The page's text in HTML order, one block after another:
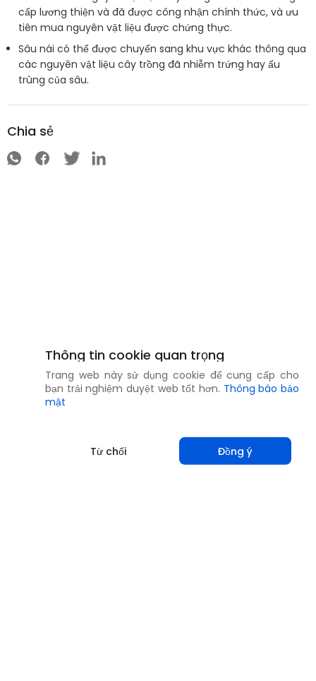
cấp lương thiện và đã được công nhận chính thức, và ưu
tiên mua nguyên vật liệu được chứng thực.
Sâu nái có thể được chuyển sang khu vực khác thông qua
các nguyên vật liệu cây trồng đã nhiễm trứng hay ấu
trùng của sâu.
Chia sẻ
Thông tin cookie quan trọng
Trang web này sử dụng cookie để cung cấp cho
bạn trải nghiệm duyệt web tốt hơn. Thông báo bảo
mật
Từ chối Đồng ý